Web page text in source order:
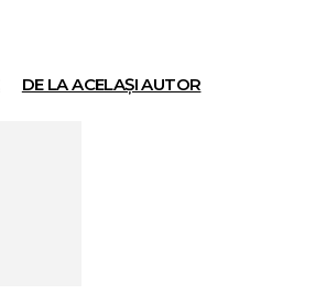
DE LA ACELAȘI AUTOR